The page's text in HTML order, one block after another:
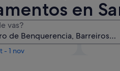
en
vas?
23 ago
tres meses
- 1 nov